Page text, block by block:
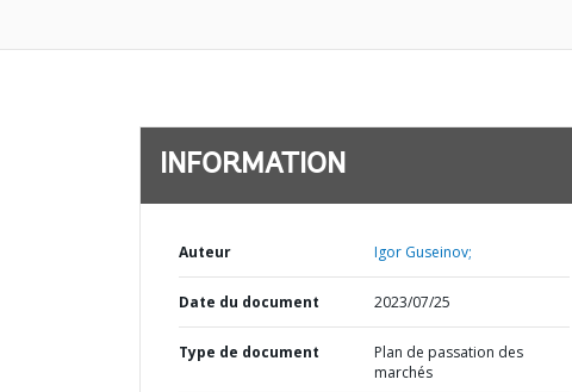
INFORMATION
Auteur Igor Guseinov;
Date du document 2023/07/25
Type de document
Plan de passation des
marchés